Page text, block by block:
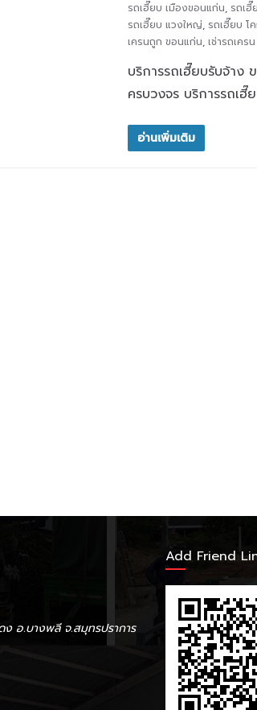
รถเฮี๊ยบ เมืองขอนแก่น, รถเฮี๊
รถเฮี๊ยบ แวงใหญ่, รถเฮี๊ยบ โ
เครนถูก ขอนแก่น, เช่ารถเคร
บริการรถเฮี๊ยบรับจ้า
ครบวงจร บริการรถเฮี๊
อ่านเพิ่มเติม
อ.บางพลี จ.สมุทรปราการ
Add Friend